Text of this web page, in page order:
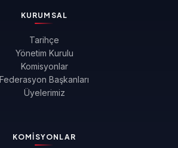
KURUMSAL
Tarihçe
Yönetim Kurulu
Komisyonlar
Federasyon Başkanları
Üyelerimiz
KOMISYONLAR